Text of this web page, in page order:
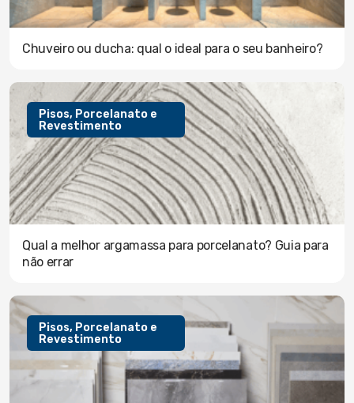
Chuveiro ou ducha: qual o ideal para o seu banheiro?
Pisos, Porcelanato e
Revestimento
Qual a melhor argamassa para porcelanato? Guia para
não errar
Pisos, Porcelanato e
Revestimento